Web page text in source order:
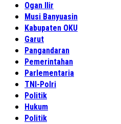
Ogan Ilir
Musi Banyuasin
Kabupaten OKU
Garut
Pangandaran
Pemerintahan
Parlementaria
TNI-Polri
Politik
Hukum
Politik